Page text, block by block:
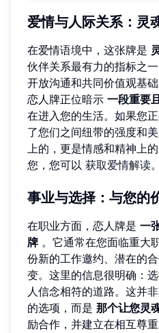
爱情与人际关系：灵
在爱情语境中，这张牌是
伙伴关系最有力的指标之
开放沟通和共同价值观基
恋人牌正位暗示 一段重要
在进入您的生活。如果您
了您们之间纽带的强度和
上的，更是情感和精神上
您，您可以 获取爱情解读。
事业与选择：与您的
在职业方面，恋人牌是 一
牌 。它通常在您面临重大
份新的工作邀约、潜在的
变。这里的信息很明确：
人信念相符的道路。这并
的选项，而是 那个让您灵
励合作，并建立在相互尊